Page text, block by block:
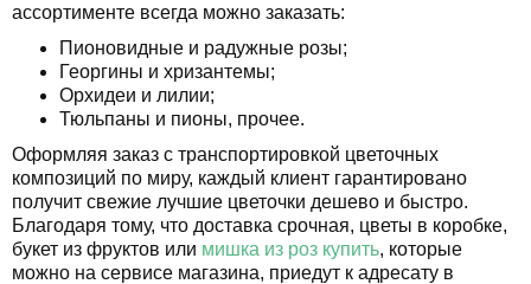
ассортименте всегда можно заказать:
Пионовидные и радужные розы;
Георгины и хризантемы;
Орхидеи и лилии;
Тюльпаны и пионы, прочее.
Оформляя заказ с транспортировкой цветочных
композиций по миру, каждый клиент гарантировано
получит свежие лучшие цветочки дешево и быстро.
Благодаря тому, что доставка срочная, цветы в коробке,
букет из фруктов или мишка из роз купить, которые
можно на сервисе магазина, приедут к адресату в